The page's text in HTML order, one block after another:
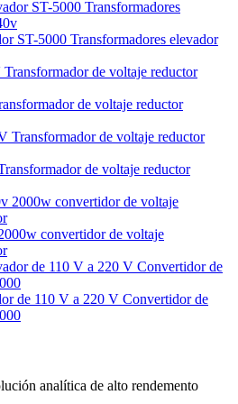
ST-5000 Transformadores elevador
de voltaje reductor
de voltaje reductor
convertidor de voltaje
de 110 V a 220 V Convertidor de
analítica de alto rendemento